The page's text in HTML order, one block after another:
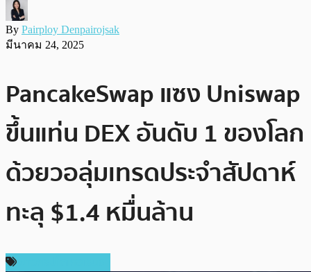
By Pairploy Denpairojsak
มีนาคม 24, 2025
PancakeSwap แซง Uniswap
ขึ้นแท่น DEX อันดับ 1 ของโลก
ด้วยวอลุ่มเทรดประจำสัปดาห์
ทะลุ $1.4 หมื่นล้าน